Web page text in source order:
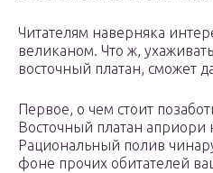
Читателям наверняка
великаном. Что ж,
восточный платан, сможет
Первое, о чем стоит
Восточный платан априори
Рациональный полив
фоне прочих обитателей